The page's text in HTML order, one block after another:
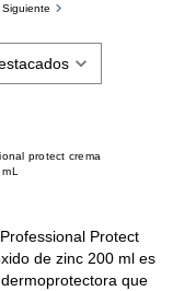
Siguiente
protect crema
Protect
de zinc 200 ml es
que